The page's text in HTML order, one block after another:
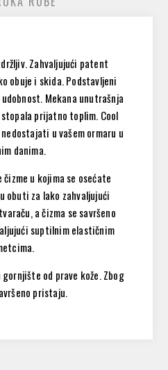
Zahvaljujući patent
obuje i skida. Podstavljeni
Mekana unutrašnja
prijatno toplim. Cool
u vašem ormaru u
danima.
čizme u kojima se osećate
obuti za lako zahvaljujući
a čizma se savršeno
suptilnim elastičnim
od prave kože. Zbog
pristaju.